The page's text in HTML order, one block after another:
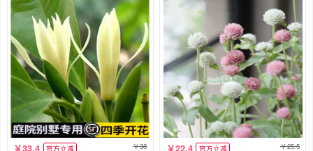
33.4 官方立减 38 22.4 官方立减 25.5